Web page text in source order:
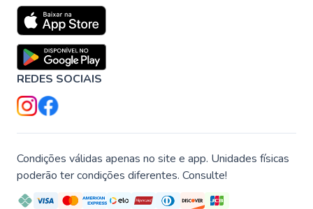
REDES SOCIAIS
Condições válidas apenas no site e app. Unidades físicas
poderão ter condições diferentes. Consulte!